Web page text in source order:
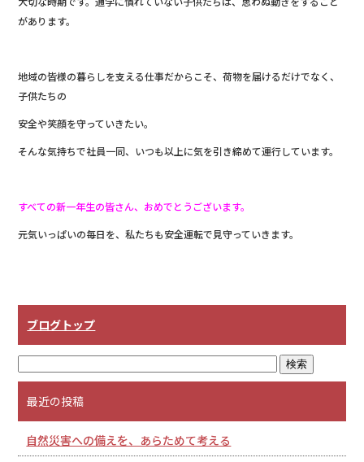
k
があります。
地域の皆様の暮らしを支える仕事だからこそ、荷物を届けるだけでなく、
子供たちの
安全や笑顔を守っていきたい。
そんな気持ちで社員一同、いつも以上に気を引き締めて運行しています。
すべての新一年生の皆さん、おめでとうございます。
元気いっぱいの毎日を、私たちも安全運転で見守っていきます。
ブログトップ
最近の投稿
自然災害への備えを、あらためて考える